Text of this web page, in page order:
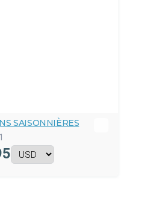
SAISONNIÈRES